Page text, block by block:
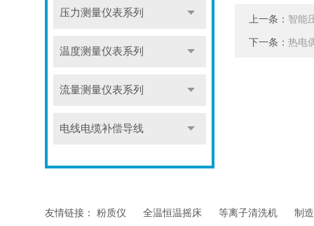
压力测量仪表系列
温度测量仪表系列
流量测量仪表系列
电线电缆补偿导线
上一条： 智能
下一条： 热电
友情链接： 粉质仪 全温恒温摇床 等离子清洗机
制